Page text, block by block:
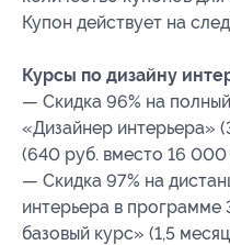
Купон действует на
Курсы по дизайну
— Скидка 96% на
«Дизайнер интерьера»
(640 руб. вместо 16 000
— Скидка 97% на
интерьера в программе
базовый курс» (1,5